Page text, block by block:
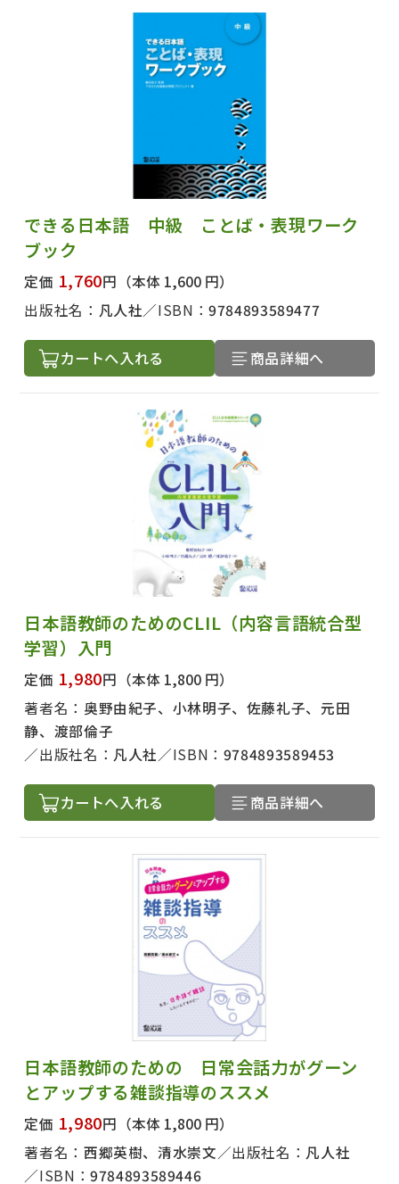
できる日本語 中級 ことば・表現ワーク
ブック
定価 1,760円 （本体 1,600 円）
出版社名： 凡人社 ISBN：9784893589477
カートへ入れる 商品詳細へ
日本語教師のためのCLIL（内容言語統合型
学習）入門
定価 1,980円 （本体 1,800 円）
著者名： 奥野由紀子、小林明子、佐藤礼子、元田
静、渡部倫子
出版社名： 凡人社 ISBN： 9784893589453
カートへ入れる 商品詳細へ
日本語教師のための 日常会話力がグーン
とアップする雑談指導のススメ
定価 1,980円 （本体 1,800 円）
著者名： 西郷英樹、清水崇文 出版社名： 凡人社
ISBN：9784893589446